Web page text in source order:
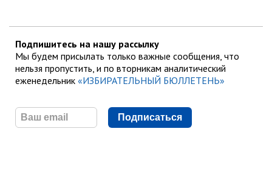
Подпишитесь на нашу рассылку
Мы будем присылать только важные сообщения, что
нельзя пропустить, и по вторникам аналитический
еженедельник «ИЗБИРАТЕЛЬНЫЙ БЮЛЛЕТЕНЬ»
Подписаться